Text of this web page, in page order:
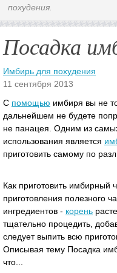
похудения.
Посадка
Имбирь для похудения
11 сентября 2013
С помощью имбиря вы не
дальнейшем не будете
не панацея. Одним из
использования является
приготовить самому по
Как приготовить имбирный
приготовления полезного
ингредиентов - корень
тщательно процедить,
следует выпить всю
Описывая тему Посадка
что...